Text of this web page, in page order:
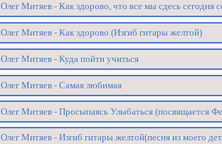
Олег Митяев - Как здорово, что все мы сдесь сегодня
Олег Митяев - Как здорово (Изгиб гитары желтой)
Олег Митяев - Куда пойти учиться
Олег Митяев - Самая любимая
Олег Митяев - Просыпаясь Улыбаться (посвящается
Олег Митяев - Изгиб гитары желтой(песня из моего